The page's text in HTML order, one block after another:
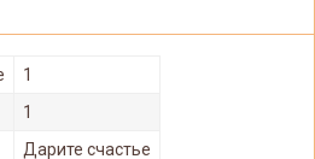
1
1
Дарите счастье